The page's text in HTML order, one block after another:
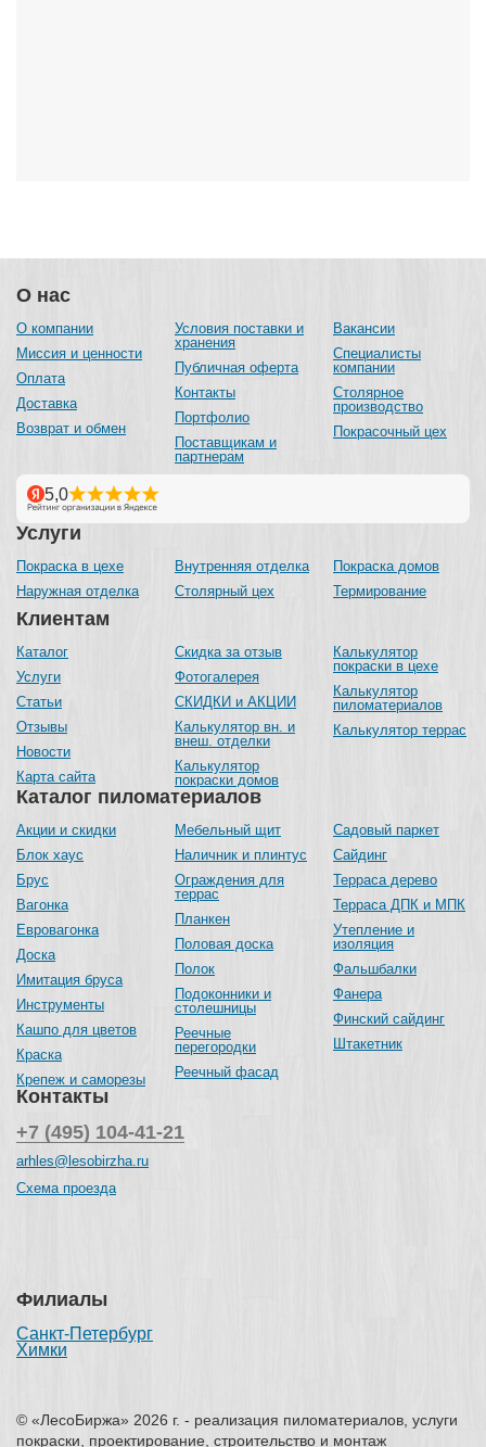
О нас
О компании
Миссия и ценности
Оплата
Доставка
Возврат и обмен
Условия поставки и
хранения
Публичная оферта
Контакты
Портфолио
Поставщикам и
партнерам
Вакансии
Специалисты
компании
Столярное
производство
Покрасочный цех
Каталог пиломатериалов
Акции и скидки
Блок хаус
Брус
Вагонка
Евровагонка
Доска
Имитация бруса
Инструменты
Кашпо для цветов
Краска
Крепеж и саморезы
Мебельный щит
Наличник и плинтус
Ограждения для
террас
Планкен
Половая доска
Полок
Подоконники и
столешницы
Реечные
перегородки
Реечный фасад
Садовый паркет
Сайдинг
Терраса дерево
Терраса ДПК и МПК
Утепление и
изоляция
Фальшбалки
Фанера
Финский сайдинг
Штакетник
Услуги
Покраска в цехе
Наружная отделка
Внутренняя отделка
Столярный цех
Покраска домов
Термирование
Клиентам
Каталог
Услуги
Статьи
Отзывы
Новости
Карта сайта
Скидка за отзыв
Фотогалерея
СКИДКИ и АКЦИИ
Калькулятор вн. и
внеш. отделки
Калькулятор
покраски домов
Калькулятор
покраски в цехе
Калькулятор
пиломатериалов
Калькулятор террас
Контакты
+7 (495) 104-41-21
arhles@lesobirzha.ru
Схема проезда
Филиалы
Санкт-Петербург
Химки
© «ЛесоБиржа» 2026 г. - реализация пиломатериалов, услуги
покраски, проектирование, строительство и монтаж